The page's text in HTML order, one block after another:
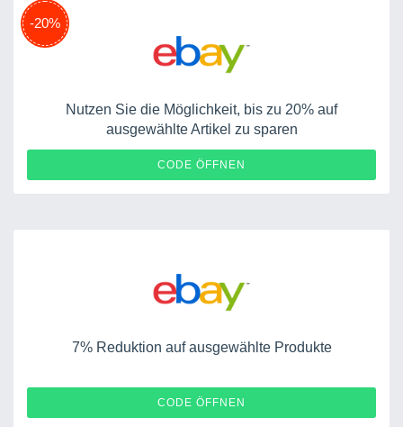
-20%
Nutzen Sie die Möglichkeit, bis zu 20% auf
ausgewählte Artikel zu sparen
CODE ÖFFNEN
7% Reduktion auf ausgewählte Produkte
CODE ÖFFNEN